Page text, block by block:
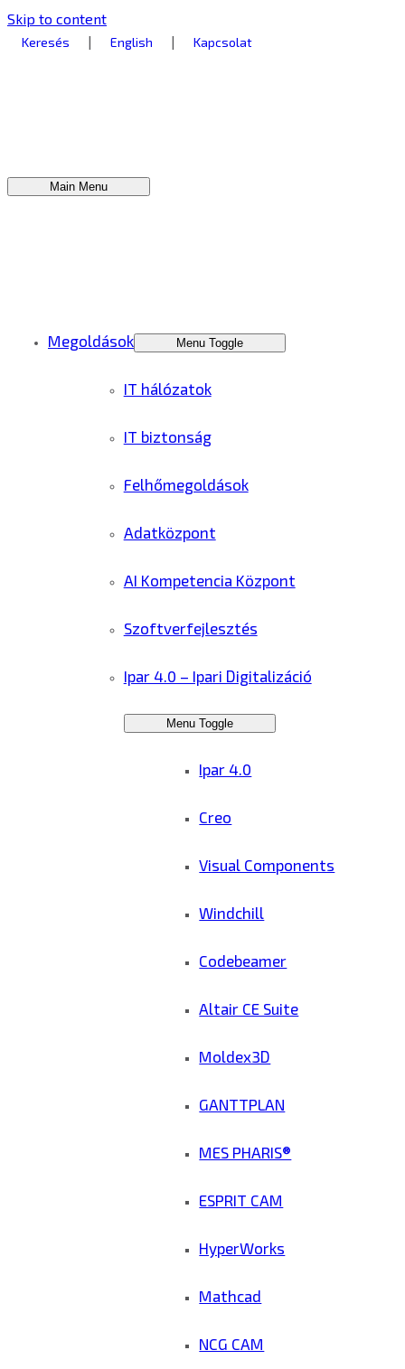
Skip to content
Keresés | English | Kapcsolat
Main Menu
Megoldások Menu Toggle
IT hálózatok
IT biztonság
Felhőmegoldások
Adatközpont
AI Kompetencia Központ
Szoftverfejlesztés
Ipar 4.0 – Ipari Digitalizáció
Menu Toggle
Ipar 4.0
Creo
Visual Components
Windchill
Codebeamer
Altair CE Suite
Moldex3D
GANTTPLAN
MES PHARIS®
ESPRIT CAM
HyperWorks
Mathcad
NCG CAM